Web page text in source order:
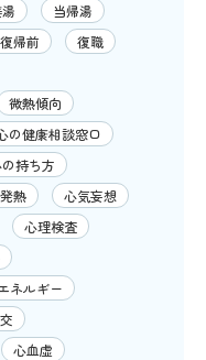
当帰湯
復帰前
復職
微熱傾向
の健康相談窓口
持ち方
熱
心気妄想
心理検査
ネルギー
心血虚